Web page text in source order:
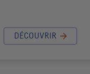
DÉCOUVRIR